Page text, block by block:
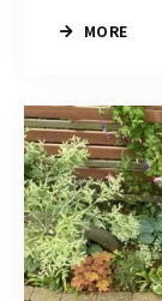
MORE